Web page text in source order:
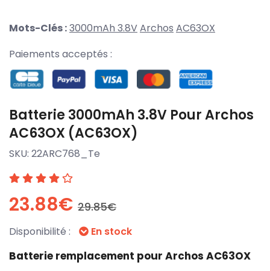
Mots-Clés :3000mAh 3.8VArchos AC63OX
Paiements acceptés :
Batterie 3000mAh 3.8V Pour Archos
AC63OX (AC63OX)
SKU: 22ARC768_Te
23.88€ 29.85€
Disponibilité : En stock
Batterie remplacement pour Archos AC63OX